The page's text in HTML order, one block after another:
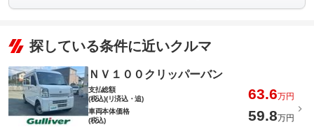
探している条件に近いクルマ
ＮＶ１００クリッパーバン
支払総額
(税込)(リ済込・追)
63.6万円
車両本体価格
(税込)
59.8万円